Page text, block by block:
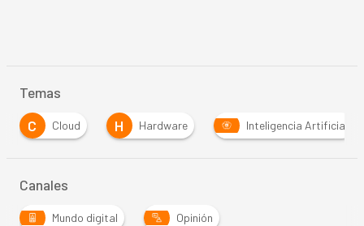
Temas
C
Cloud H Hardware Inteligencia Artificial
Canales
Mundo digital Opinión